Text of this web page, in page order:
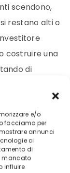
e/o
facciamo per
annunci
ci
di
mancato
influire
scendono,
restano alti o
costruire una
di
mercato sta
al reddito
hanno
sia per